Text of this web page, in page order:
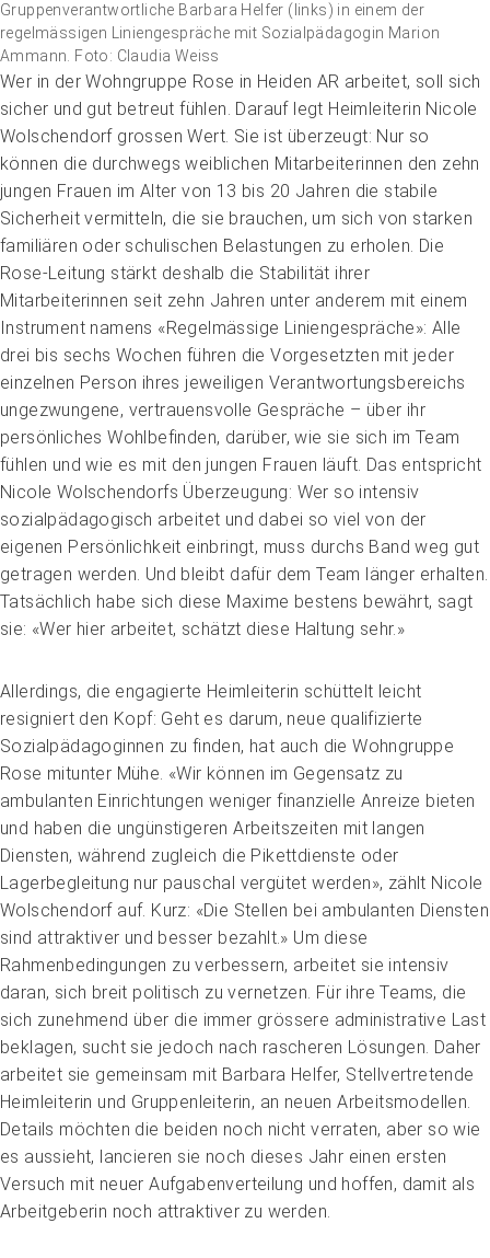
Impuls
Umgang mit verhaltensbezogenen und
psychologischen Symptomen bei Menschen mit
Demenz
20.08.2026 online
Gruppenverantwortliche Barbara Helfer (links) in einem der
regelmässigen Liniengespräche mit Sozialpädagogin Marion
Ammann. Foto: Claudia Weiss
Wer in der Wohngruppe Rose in Heiden AR arbeitet, soll sich
sicher und gut betreut fühlen. Darauf legt Heimleiterin Nicole
Wolschendorf grossen Wert. Sie ist überzeugt: Nur so
können die durchwegs weiblichen Mitarbeiterinnen den zehn
jungen Frauen im Alter von 13 bis 20 Jahren die stabile
Sicherheit vermitteln, die sie brauchen, um sich von starken
familiären oder schulischen Belastungen zu erholen. Die
Rose-Leitung stärkt deshalb die Stabilität ihrer
Mitarbeiterinnen seit zehn Jahren unter anderem mit einem
Instrument namens «Regelmässige Liniengespräche»: Alle
drei bis sechs Wochen führen die Vorgesetzten mit jeder
einzelnen Person ihres jeweiligen Verantwortungsbereichs
ungezwungene, vertrauensvolle Gespräche – über ihr
persönliches Wohlbefinden, darüber, wie sie sich im Team
fühlen und wie es mit den jungen Frauen läuft. Das entspricht
Nicole Wolschendorfs Überzeugung: Wer so intensiv
sozialpädagogisch arbeitet und dabei so viel von der
eigenen Persönlichkeit einbringt, muss durchs Band weg gut
getragen werden. Und bleibt dafür dem Team länger erhalten.
Tatsächlich habe sich diese Maxime bestens bewährt, sagt
sie: «Wer hier arbeitet, schätzt diese Haltung sehr.»
Allerdings, die engagierte Heimleiterin schüttelt leicht
resigniert den Kopf: Geht es darum, neue qualifizierte
Sozialpädagoginnen zu finden, hat auch die Wohngruppe
Rose mitunter Mühe. «Wir können im Gegensatz zu
ambulanten Einrichtungen weniger finanzielle Anreize bieten
und haben die ungünstigeren Arbeitszeiten mit langen
Diensten, während zugleich die Pikettdienste oder
Lagerbegleitung nur pauschal vergütet werden», zählt Nicole
Wolschendorf auf. Kurz: «Die Stellen bei ambulanten Diensten
sind attraktiver und besser bezahlt.» Um diese
Rahmenbedingungen zu verbessern, arbeitet sie intensiv
daran, sich breit politisch zu vernetzen. Für ihre Teams, die
sich zunehmend über die immer grössere administrative Last
beklagen, sucht sie jedoch nach rascheren Lösungen. Daher
arbeitet sie gemeinsam mit Barbara Helfer, Stellvertretende
Heimleiterin und Gruppenleiterin, an neuen Arbeitsmodellen.
Details möchten die beiden noch nicht verraten, aber so wie
es aussieht, lancieren sie noch dieses Jahr einen ersten
Versuch mit neuer Aufgabenverteilung und hoffen, damit als
Arbeitgeberin noch attraktiver zu werden.